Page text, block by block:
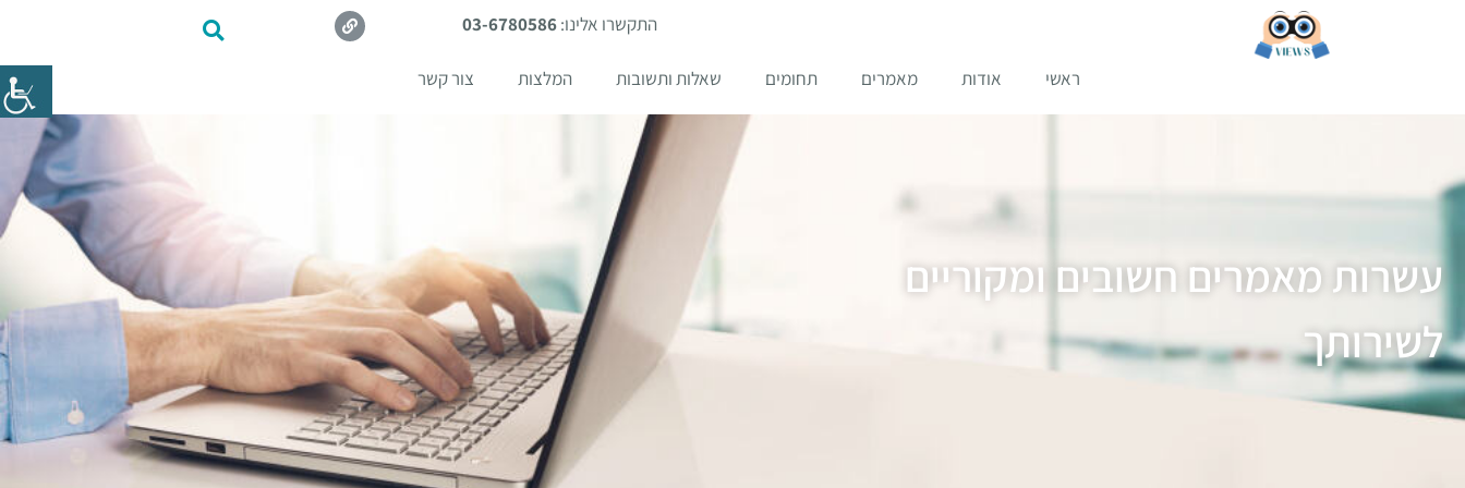
התקשרו אלינו:03-6780586
ראשי אודות מאמרים תחומים שאלות ותשובות המלצות צור קשר
עשרות מאמרים חשובים ומקוריים
לשירותך